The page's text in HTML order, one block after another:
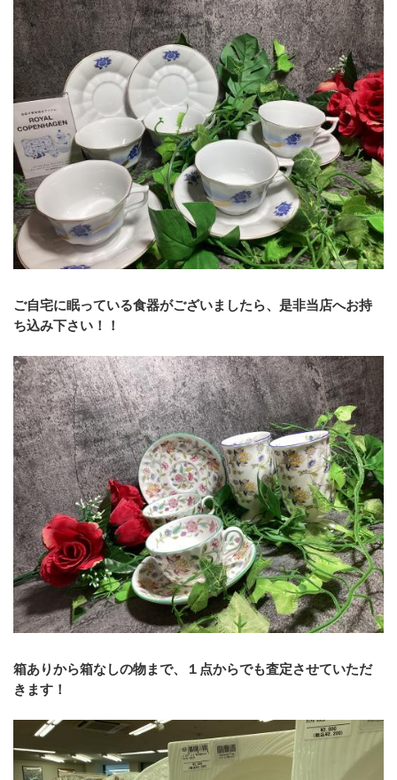
ご自宅に眠っている食器がございましたら、是非当店へお持
ち込み下さい！！
箱ありから箱なしの物まで、１点からでも査定させていただ
きます！